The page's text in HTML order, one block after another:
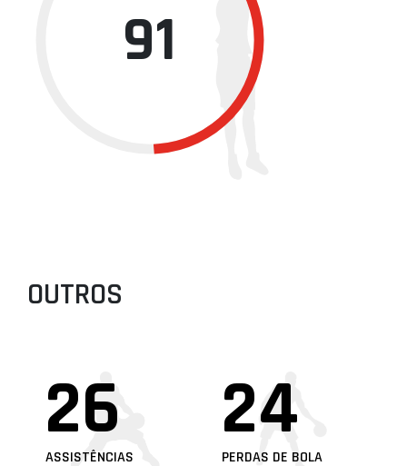
91
OUTROS
26
ASSISTÊNCIAS
24
PERDAS DE BOLA